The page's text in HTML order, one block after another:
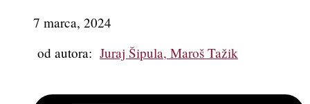
7 marca, 2024
od autora: Juraj Šipula, Maroš Tažik